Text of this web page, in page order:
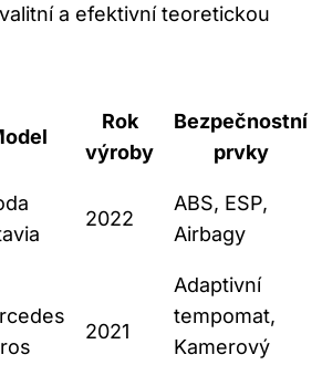
a efektivní teoretickou
Rok
výroby
Bezpečnostní
prvky
2022
ABS, ESP,
Airbagy
2021
Adaptivní
tempomat,
Kamerový